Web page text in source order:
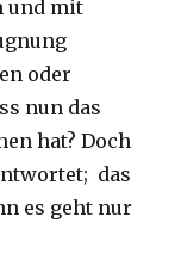
und mit
oder
nun das
hat? Doch
das
es geht nur